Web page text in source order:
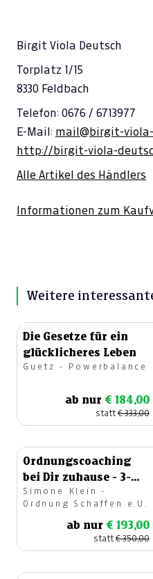
Birgit Viola Deutsch
Torplatz 1/15
8330 Feldbach
Telefon: 0676 / 6713977
E-Mail: mail@birgit-
http://birgit-viola-
Alle Artikel des Händlers
Informationen zum
Weitere
Die Gesetze für ein
glücklicheres Leben
Guetz - Powerbalance
ab nur € 184,00
statt€ 333,00
Ordnungscoaching
bei Dir zuhause - 3-
Monats-Abo
Simone Klein -
Ordnung Schaffen e.U.
ab nur € 193,00
statt€ 350,00